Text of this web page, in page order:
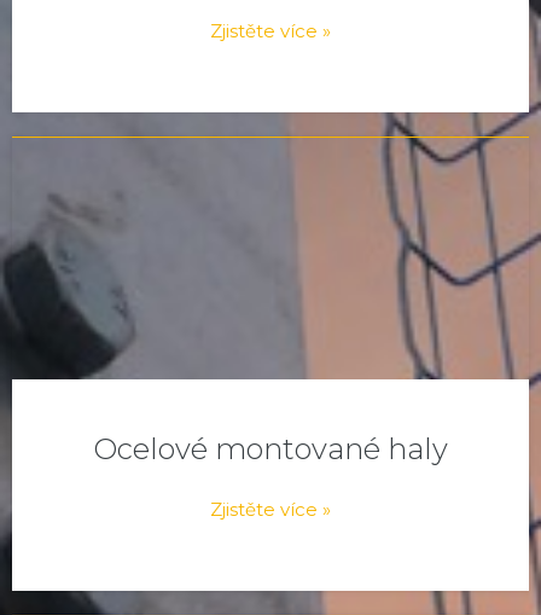
Zjistěte více »
Ocelové montované haly
Zjistěte více »